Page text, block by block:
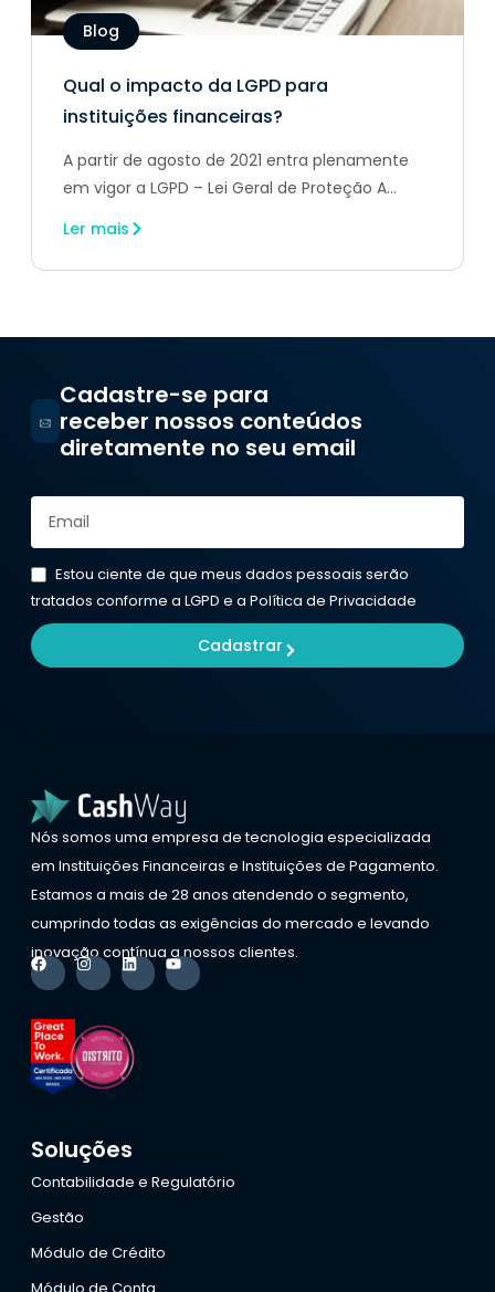
Blog
Qual o impacto da LGPD para
instituições financeiras?
A partir de agosto de 2021 entra plenamente
em vigor a LGPD – Lei Geral de Proteção A...
Ler mais
Cadastre-se para
receber nossos conteúdos
diretamente no seu email
Estou ciente de que meus dados pessoais serão
tratados conforme a LGPD e a Política de Privacidade
Cadastrar
Nós somos uma empresa de tecnologia especializada
em Instituições Financeiras e Instituições de Pagamento.
Estamos a mais de 28 anos atendendo o segmento,
cumprindo todas as exigências do mercado e levando
inovação contínua a nossos clientes.
Soluções
Contabilidade e Regulatório
Gestão
Módulo de Crédito